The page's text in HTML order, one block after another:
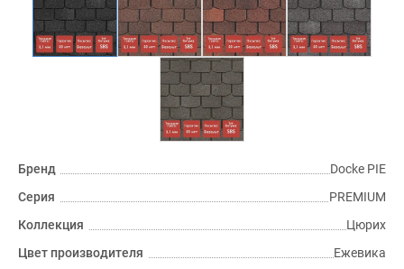
Бренд
Docke PIE
Серия
PREMIUM
Коллекция
Цюрих
Цвет производителя
Ежевика